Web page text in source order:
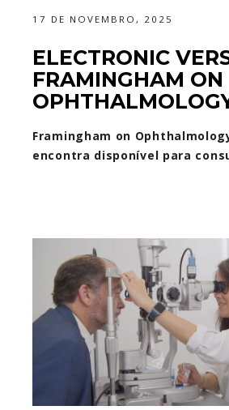
17 DE NOVEMBRO, 2025
ELECTRONIC
FRAMINGHAM ON
Framingham on
encontra disponível para